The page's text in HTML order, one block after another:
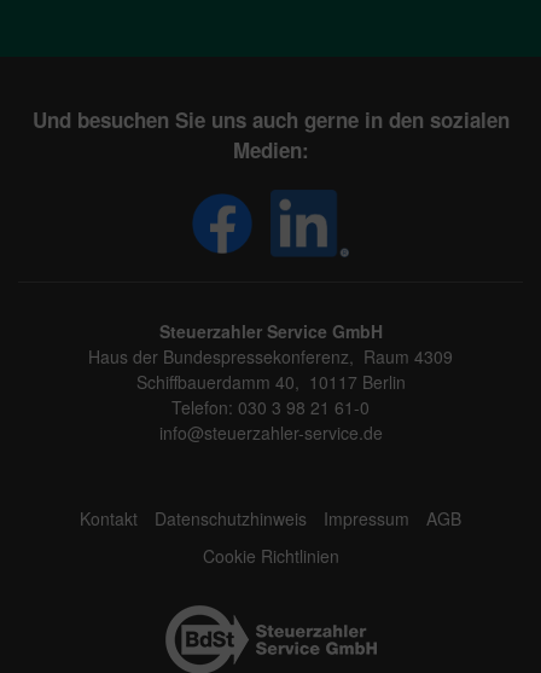
Und besuchen Sie uns auch gerne in den sozialen
Medien:
Steuerzahler Service GmbH
Haus der Bundespressekonferenz, Raum 4309
Schiffbauerdamm 40, 10117 Berlin
Telefon: 030 3 98 21 61-0
info@steuerzahler-service.de
Kontakt Datenschutzhinweis Impressum
AGB
Cookie Richtlinien